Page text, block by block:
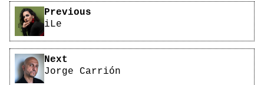
Pagination
Previous
iLe
Next
Jorge Carrión